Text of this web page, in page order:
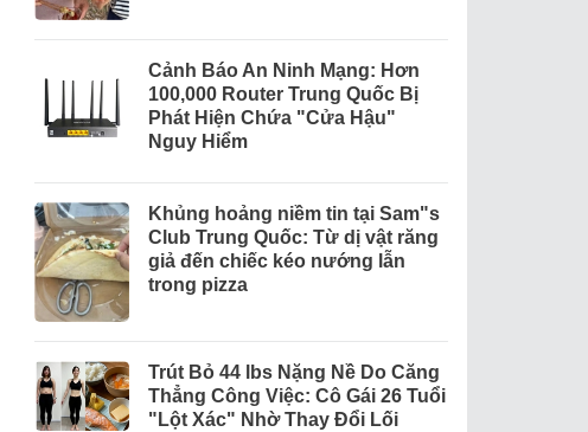
Cảnh Báo An Ninh Mạng: Hơn
100,000 Router Trung Quốc Bị
Phát Hiện Chứa "Cửa Hậu"
Nguy Hiểm
Khủng hoảng niềm tin tại Sam"s
Club Trung Quốc: Từ dị vật răng
giả đến chiếc kéo nướng lẫn
trong pizza
Trút Bỏ 44 lbs Nặng Nề Do Căng
Thẳng Công Việc: Cô Gái 26 Tuổi
"Lột Xác" Nhờ Thay Đổi Lối